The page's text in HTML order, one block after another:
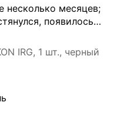
несколько месяцев;
появилось…
IRG, 1 шт., черный